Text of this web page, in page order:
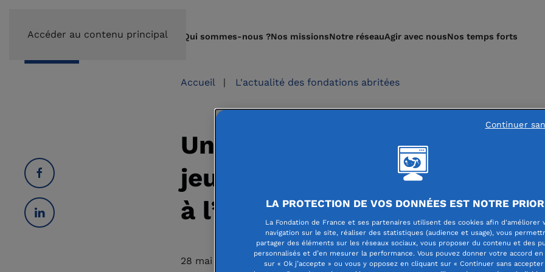
Accéder au contenu principal Qui sommes-nous ?Nos missionsNotre réseauAgir avec nousNos temps forts
Accueil | L'actualité des fondations abritées
Un appel à projets pour aider
jeunes de l'ASE de 16 à 25
à l’initiative de la Fondation
28 mai 2026
LA PROTECTION DE VOS DONNÉES EST NOTRE
La Fondation de France et ses partenaires utilisent des cookies afin d'améliorer
navigation sur le site, réaliser des statistiques (audience et usage), vous
partager des éléments sur les réseaux sociaux, vous proposer du contenu et des
personnalisés et d’en mesurer la performance. Vous pouvez donner votre accord
sur « Ok j’accepte » ou vous y opposez en cliquant sur « Continuer sans accepter
Continuer